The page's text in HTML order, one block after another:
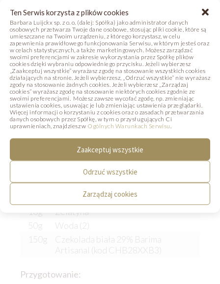
Ten Serwis korzysta z plików cookies
Barbara Luijckx sp. z o. o. (dalej: Spółka) jako administrator danych
osobowych przetwarza Twoje dane osobowe, stosując pliki cookie, które są
umieszczane na Twoim urządzeniu, z którego korzystasz, w celu
zapewnienia prawidłowego funkcjonowania Serwisu, w którym jesteś oraz
w celach statystycznych, a także marketingowych. Możesz zarządzać
swoimi preferencjami w zakresie wykorzystania przez Spółkę plików
cookies dzięki wybraniu odpowiedniego przycisku. Jeżeli wybierzesz
„Zaakceptuj wszystkie” wyrażasz zgodę na stosowanie wszystkich cookies
działających na stronie. Jeżeli wybierzesz, „Odrzuć wszystkie” nie wyrażasz
zgody na stosowanie żadnych cookies. Jeżeli wybierzesz „Zarządzaj
cookies” wyrażasz zgodę na stosowanie niektórych cookies zgodnie ze
swoimi preferencjami. Możesz zawsze wycofać zgodę, np. zmieniając
ustawienia cookies, usuwając je lub zmieniając ustawienia przeglądarki.
Więcej informacji o korzystaniu z cookies oraz o zasadach przetwarzania
danych osobowych przez Spółkę, w tym o przysługujących Ci
uprawnieniach, znajdziesz w Ogólnych Warunkach Serwisu
Zaakceptuj wszystkie
Odrzuć wszystkie
Zarządzaj cookies
mieszając podgrzać do 83°C. Na końcu dodać
pastę kokosową i schłodzić. Tuż przed
zastygnięciem (ok. 30°C), połączyć krem z
ubitą śmietaną. Osobno ubić białka z cukrem i
delikatnie połączyć pianę z pierwszą masą.
POLEWA NABŁYSZCZAJĄCA
Składniki:
Woda (1)
150g
Syrop glukozowy
Mleko skondensowane
10g
Żelatyna
50g
Woda (2)
150g
Czekolada biała 29% Barima
Artisanal (kod CHB28XXB3)
Przygotowanie: